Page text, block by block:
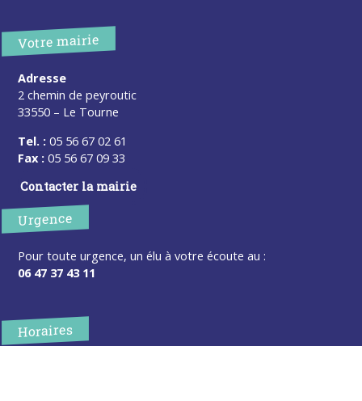
Votre mairie
Adresse
2 chemin de peyroutic
33550 – Le Tourne
Tel. : 05 56 67 02 61
Fax : 05 56 67 09 33
Contacter la mairie
Urgence
Pour toute urgence, un élu à votre écoute au :
06 47 37 43 11
Horaires